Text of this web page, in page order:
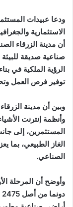
ودعا عبيدات
الاستثمارية
أن مدينة الزرقاء
صناعية صديقة
الرؤية الملكية في
توفير فرص العمل
وبين أن مدينة
وأنظمة إنترنت
المستثمرين، إلى
الغاز الطبيعي، بما
الصناعي.